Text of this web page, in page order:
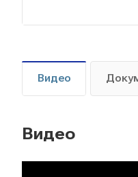
Видео
Видео